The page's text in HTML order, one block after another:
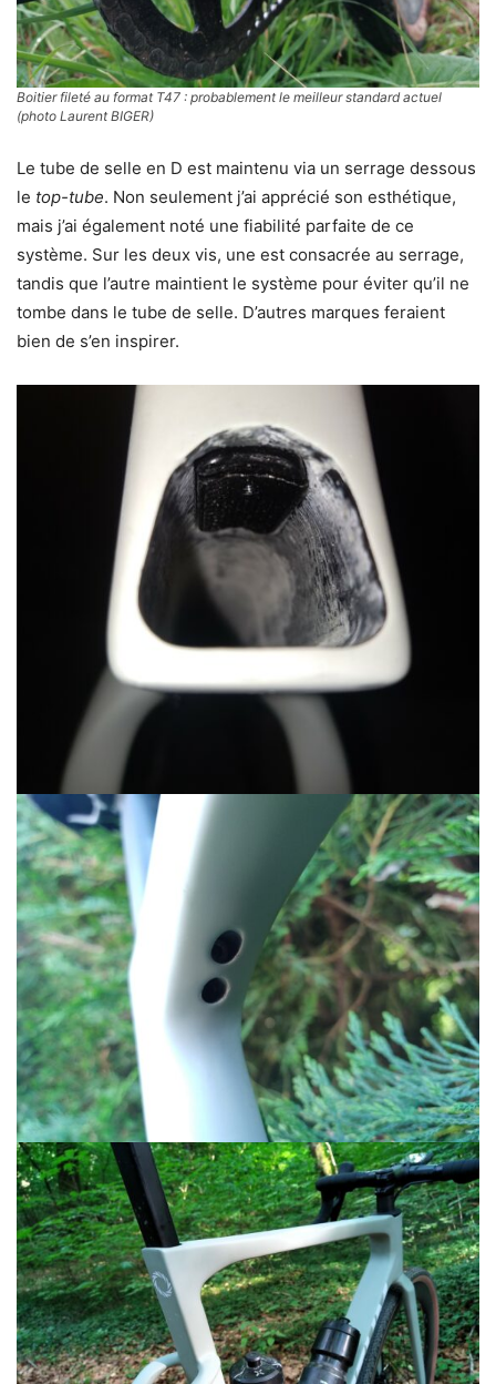
Boitier fileté au format T47 : probablement le meilleur standard actuel
(photo Laurent BIGER)
Le tube de selle en D est maintenu via un serrage dessous
le top-tube. Non seulement j’ai apprécié son esthétique,
mais j’ai également noté une fiabilité parfaite de ce
système. Sur les deux vis, une est consacrée au serrage,
tandis que l’autre maintient le système pour éviter qu’il ne
tombe dans le tube de selle. D’autres marques feraient
bien de s’en inspirer.